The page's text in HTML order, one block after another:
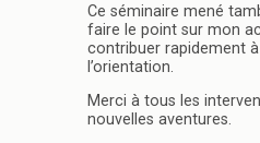
Ce séminaire mené
faire le point sur mon
contribuer rapidement
l’orientation.
Merci à tous les
nouvelles aventures.